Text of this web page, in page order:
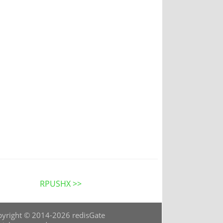
RPUSHX >>
© 2014-2026 redisGate